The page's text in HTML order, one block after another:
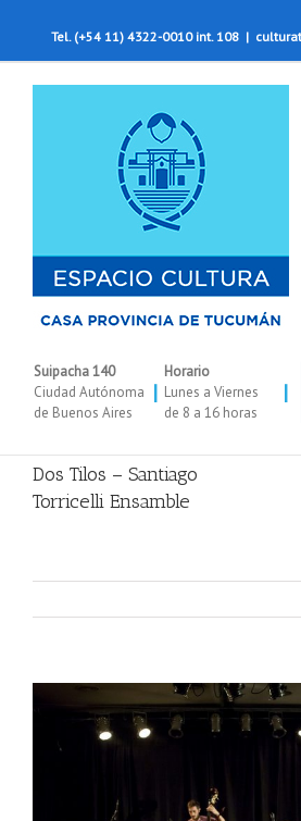
Tel. (+54 11) 4322-0010 int. 108 |
Suipacha 140
Ciudad Autónoma
de Buenos Aires
|
Horario
Lunes a Viernes
de 8 a 16 horas
|
Dos Tilos – Santiago
Torricelli Ensamble
Larger